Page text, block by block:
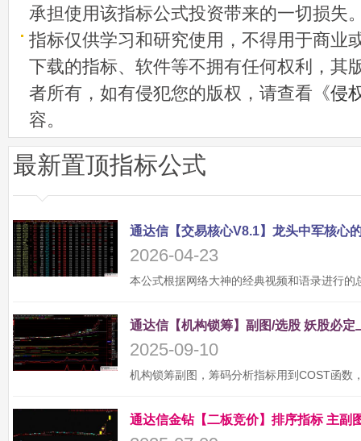
承担使用该指标公式投资带来的一切损失
指标仅供学习和研究使用，不得用于商业
下载的指标、软件等不拥有任何权利，其
者所有，如有侵犯您的版权，请查看《侵
容。
最新置顶指标公式
2026-04-23
2025-09-10